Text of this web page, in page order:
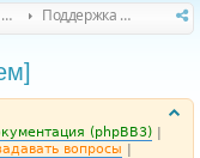
Поддержка phpBB Поддержка phpBB 3.3.x
(phpBB3) |
вопросы |